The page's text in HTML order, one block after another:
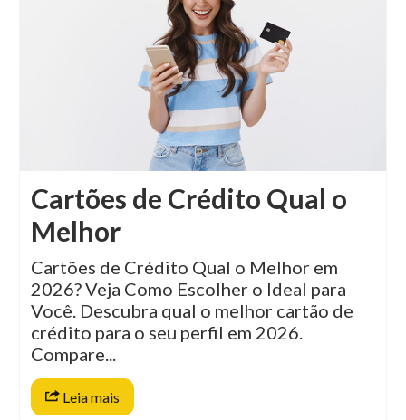
Cartões de Crédito Qual o
Melhor
Cartões de Crédito Qual o Melhor em
2026? Veja Como Escolher o Ideal para
Você. Descubra qual o melhor cartão de
crédito para o seu perfil em 2026.
Compare...
Leia mais